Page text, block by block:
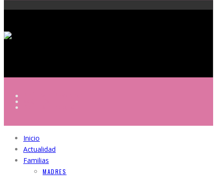
Inicio
Actualidad
Familias
MADRES